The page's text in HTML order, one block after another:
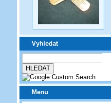
Vyhledat
Menu